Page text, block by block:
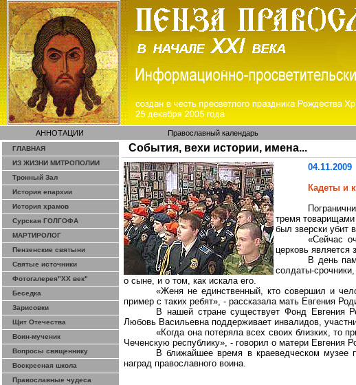
АННОТАЦИИ Православный календарь
ГЛАВНАЯ
ИЗ ЖИЗНИ МИТРОПОЛИИ
Тронный Зал
История епархии
История храмов
Сурская ГОЛГОФА
МАРТИРОЛОГ
Пензенские святыни
Святые источники
Фотогалерея"ХХ век"
Беседка
Зарисовки
Щит Отечества
Воин-мученик
Вопросы священнику
Воскресная школа
Православные чудеса
События, вехи истории, имена...
04.11.2009
Кадеты и
тремя
был зверски убит
«Сейчас
церковь является
В день
солдаты-срочники
о сыне, и о том, как искала его.
«Женя не единственный, кто совершил и
пример с таких ребят», - рассказала мать Евгения
В нашей стране существует Фонд Евгения
Любовь Васильевна поддерживает инвалидов,
«Когда она потеряла всех своих близких, то
Чеченскую республику», - говорил о матери Евгения
В ближайшее время в краеведческом музее
наград православного воина.